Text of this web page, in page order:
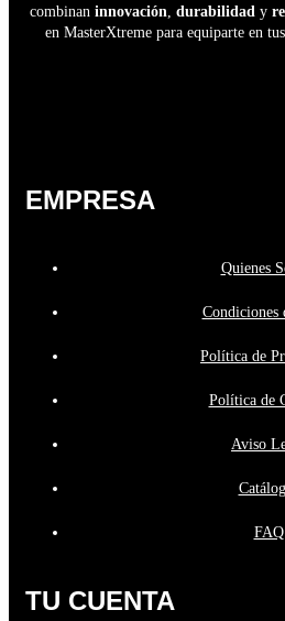
combinan innovación durabilidad y
en MasterXtreme para equiparte en
EMPRESA
Quienes
Condiciones
Política de
Política de
Aviso
FAQ
TU CUENTA